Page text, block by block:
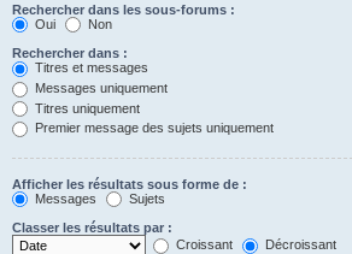
Rechercher dans les sous-forums :
Oui
Non
Rechercher dans :
Titres et messages
Messages uniquement
Titres uniquement
Premier message des sujets uniquement
Afficher les résultats sous forme de :
Messages
Sujets
Classer les résultats par :
Croissant
Décroissant